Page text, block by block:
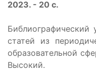
2023. - 20 с.
Библиографический
статей из
образовательной
Высокий.